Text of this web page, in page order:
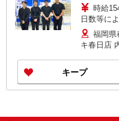
時給
日数等による） ★昇給制度あり
社規定に
福岡県
キ春日店
キープ